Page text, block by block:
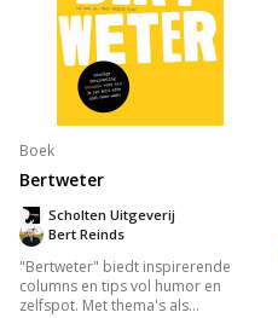
Boek
Bertweter
Bert Reinds
Scholten Uitgeverij
"Bertweter" biedt inspirerende
columns en tips vol humor en
zelfspot. Met thema's als